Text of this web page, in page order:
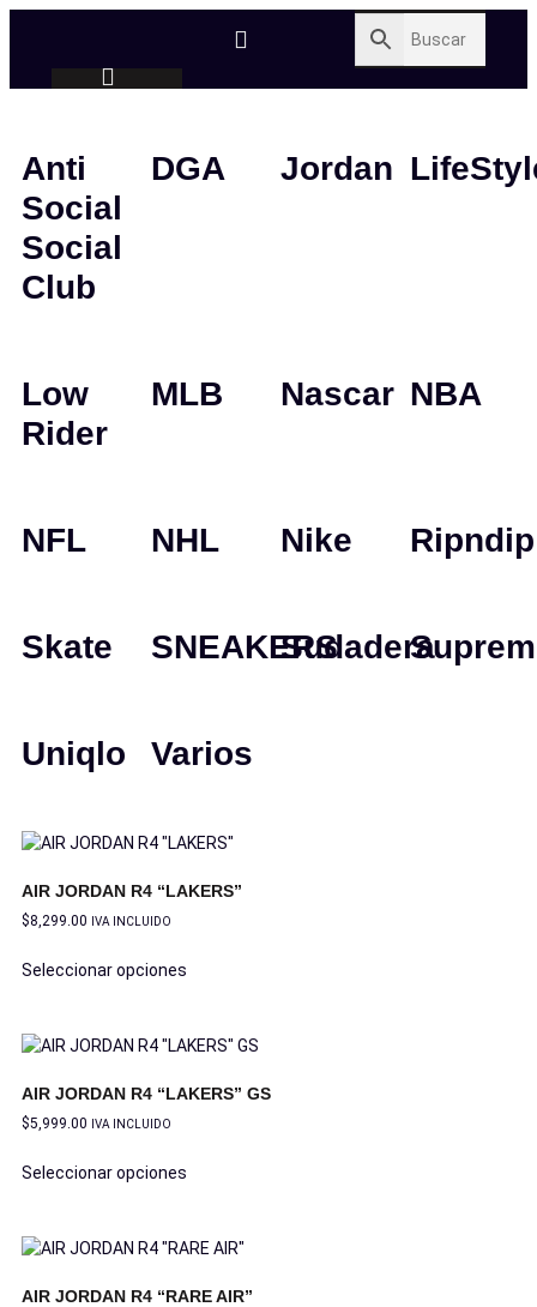
Anti
Social
Social
Club
DGA Jordan
Low
Rider
MLB Nascar NBA
NFL NHL Nike Ripndip
Skate SNEAKERSSudadera
Uniqlo Varios
AIR JORDAN R4 “LAKERS”
$8,299.00 IVA INCLUIDO
Seleccionar opciones
AIR JORDAN R4 “LAKERS” GS
$5,999.00 IVA INCLUIDO
Seleccionar opciones
AIR JORDAN R4 “RARE AIR”